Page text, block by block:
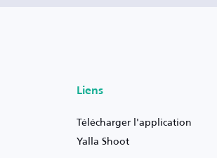
Liens
Télécharger l'application
Yalla Shoot